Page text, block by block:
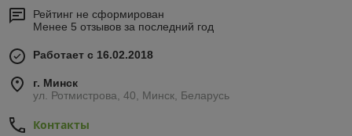
Рейтинг не сформирован
Менее 5 отзывов за последний год
Работает с 16.02.2018
г. Минск
ул. Ротмистрова, 40, Минск, Беларусь
Контакты